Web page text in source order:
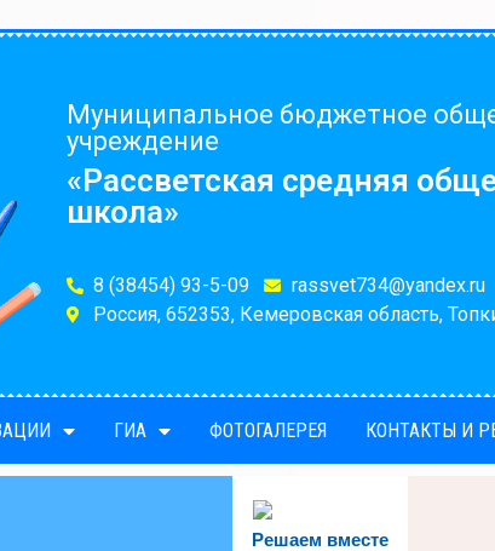
Муниципальное бюджетное
учреждение
«Рассветская средняя
школа»
8 (38454) 93-5-09
rassvet734@yandex.ru
Россия, 652353, Кемеровская область,
ГИА ФОТОГАЛЕРЕЯ КОНТАКТЫ И
Решаем вместе